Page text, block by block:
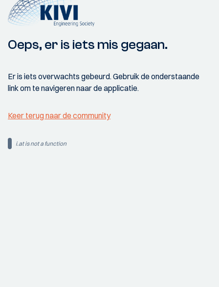
Oeps, er is iets mis gegaan.
Er is iets overwachts gebeurd. Gebruik de onderstaande
link om te navigeren naar de applicatie.
Keer terug naar de community
i.at is not a function